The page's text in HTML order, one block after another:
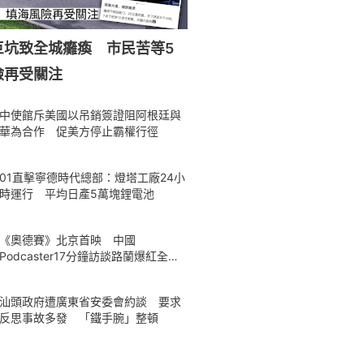
坑致全城癱瘓 市民苦等5
受關注
中使館斥美國以吊銷簽證阻阿根廷與
華為合作 促美方停止霸權行徑
01直擊寧德時代總部：燈塔工廠24小
時運行 平均日產5萬塊鋰電池
《奧德賽》北京首映 中國
Podcaster17分鐘訪談路蘭爆紅全球
汕頭政府遭廣東省安委會約談 要求
反思事故多發 「鐵手腕」整頓